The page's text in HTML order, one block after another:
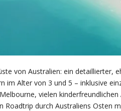
von Australien: ein detaillierter,
im Alter von 3 und 5 – inklusive
vielen
Roadtrip durch Australiens Osten